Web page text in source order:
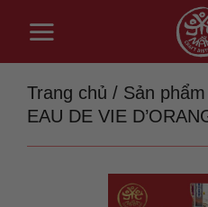
Trang chủ / Sản phẩm
EAU DE VIE